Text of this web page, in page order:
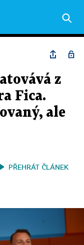
z
Fica.
ale
PŘEHRÁT ČLÁNEK